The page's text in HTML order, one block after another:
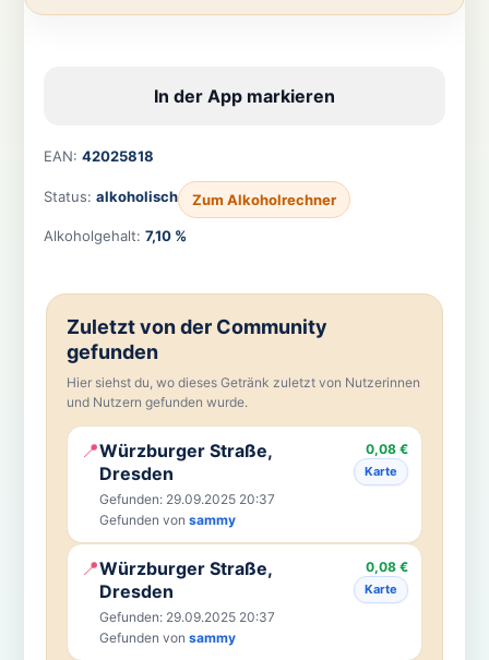
In der App markieren
EAN: 42025818
Status: alkoholisch Zum Alkoholrechner
Alkoholgehalt: 7,10 %
Zuletzt von der Community
gefunden
Hier siehst du, wo dieses Getränk zuletzt von Nutzerinnen
und Nutzern gefunden wurde.
📍Würzburger Straße,
Dresden
Gefunden: 29.09.2025 20:37
Gefunden von sammy
0,08 €
Karte
📍Würzburger Straße,
Dresden
Gefunden: 29.09.2025 20:37
Gefunden von sammy
0,08 €
Karte